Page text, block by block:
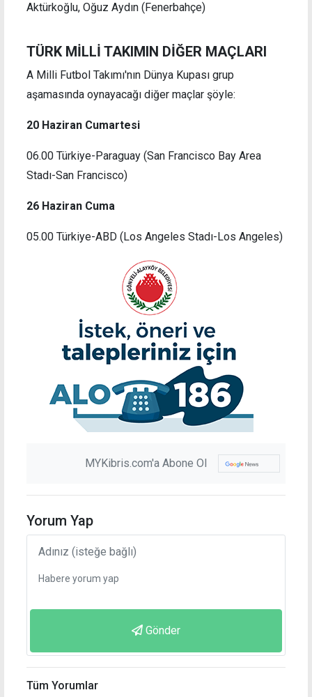
Aktürkoğlu, Oğuz Aydın (Fenerbahçe)
TÜRK MİLLİ TAKIMIN DİĞER MAÇLARI
A Milli Futbol Takımı'nın Dünya Kupası grup
aşamasında oynayacağı diğer maçlar şöyle:
20 Haziran Cumartesi
06.00 Türkiye-Paraguay (San Francisco Bay Area
Stadı-San Francisco)
26 Haziran Cuma
05.00 Türkiye-ABD (Los Angeles Stadı-Los Angeles)
MYKibris.com'a Abone Ol
Yorum Yap
Gönder
Tüm Yorumlar